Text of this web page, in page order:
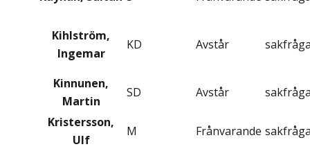
Kihlström,
Ingemar
KD Avstår
Kinnunen,
Martin
SD Avstår
Kristersson,
Ulf
M Frånvarande